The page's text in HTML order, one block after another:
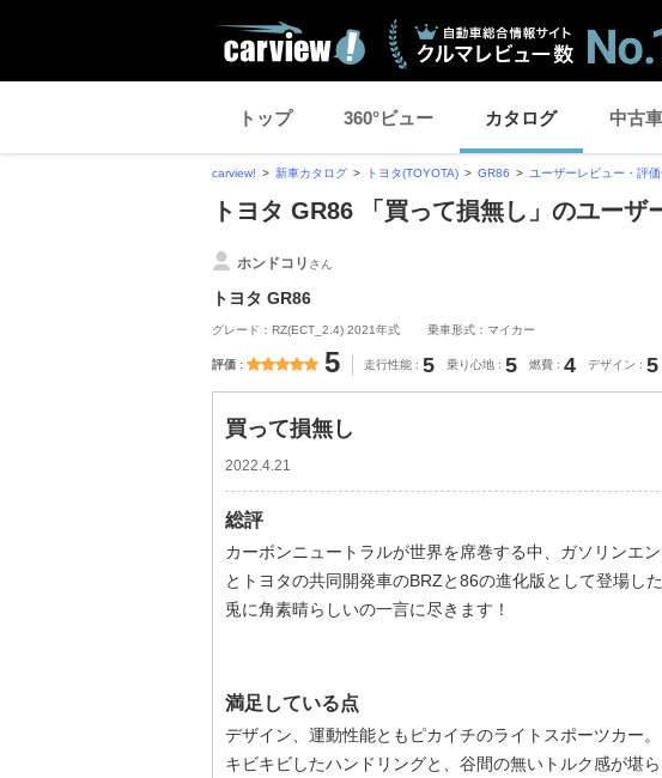
トップ 360°ビュー カタログ 中古
carview! 新車カタログ トヨタ(TOYOTA) GR86 ユーザーレビュー・評
トヨタ GR86 「買って損無し」のユーザ
ホンドコリ さん
トヨタ GR86
グレード：RZ(ECT_2.4) 2021年式 乗車形式：マイカー
評価 5 走行性能 5 乗り心地 5 燃費 4 デザイン 5
買って損無し
2022.4.21
総評
カーボンニュートラルが世界を席巻する中、ガソリンエ
とトヨタの共同開発車のBRZと86の進化版として登場し
兎に角素晴らしいの一言に尽きます！
満足している点
デザイン、運動性能ともピカイチのライトスポーツカー。
キビキビしたハンドリングと、谷間の無いトルク感が堪ら